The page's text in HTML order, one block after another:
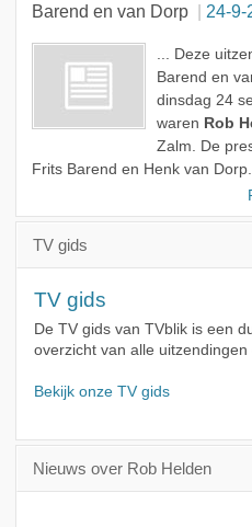
Gast
Barend en van Dorp 24-9-
... Deze
Barend en
dinsdag 24
waren Rob
Zalm. De
Frits Barend en Henk van Dorp.
TV gids
TV gids
De TV gids van TVblik is een
overzicht van alle
Bekijk onze TV gids
Nieuws over Rob Helden